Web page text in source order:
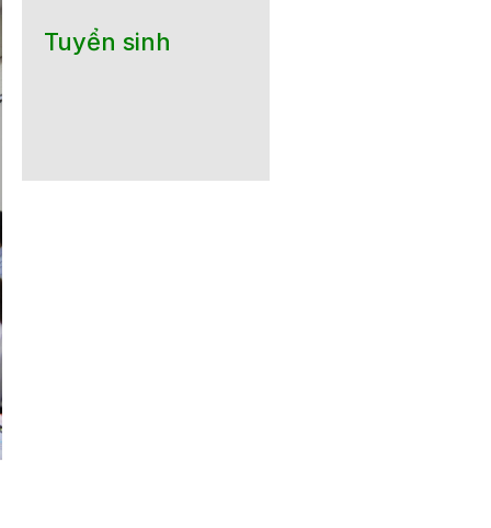
Tuyển sinh